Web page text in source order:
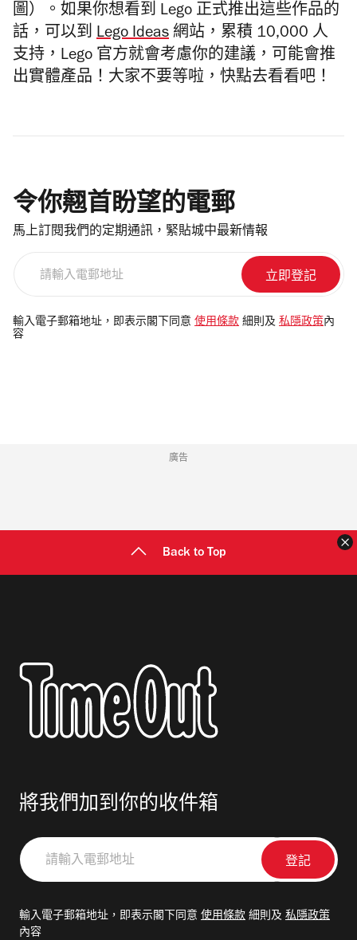
圖）。如果你想看到 Lego 正式推出這些作品的
話，可以到 Lego Ideas 網站，累積 10,000 人
支持，Lego 官方就會考慮你的建議，可能會推
出實體產品！大家不要等啦，快點去看看吧！
令你翹首盼望的電郵
馬上訂閱我們的定期通訊，緊貼城中最新情報
電
郵
輸入電子郵箱地址，即表示閣下同意 使用條款 細則及 私隱政策 內
容
廣告
Back to Top
將我們加到你的收件箱
請
輸
郵
輸入電子郵箱地址，即表示閣下同意 使用條款 細則及 私隱政策
內容